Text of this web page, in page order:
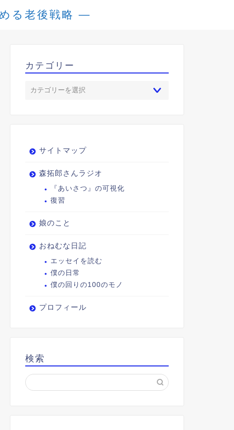
る老後戦略 ―
カテゴリー
サイトマップ
森拓郎さんラジオ
『あいさつ』の可視化
復習
娘のこと
おねむな日記
エッセイを読む
僕の日常
僕の回りの100のモノ
プロフィール
検索